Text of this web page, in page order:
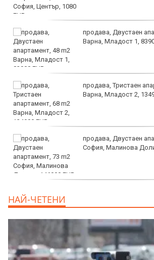
продава, Двустаен
Варна, Младост 1,
продава, Тристаен
Варна, Младост 2,
продава, Двустаен
София, Малинова
НАЙ-ЧЕТЕНИ